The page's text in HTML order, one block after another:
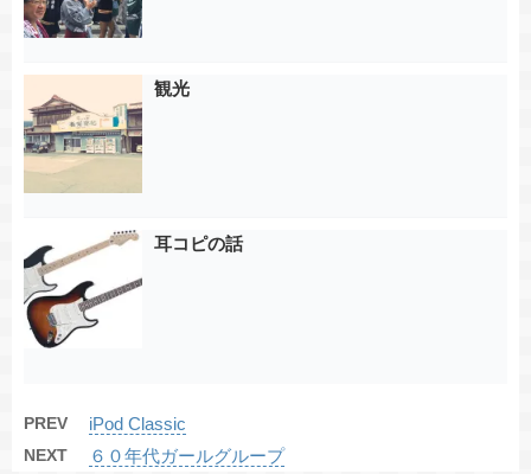
観光
耳コピの話
PREV iPod Classic
NEXT ６０年代ガールグループ